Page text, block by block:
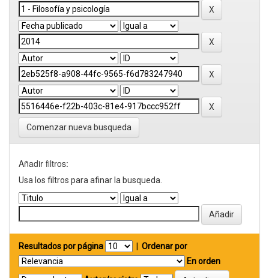
Comenzar nueva busqueda
Añadir filtros:
Usa los filtros para afinar la busqueda.
Resultados por página
Ordenar por
En orden